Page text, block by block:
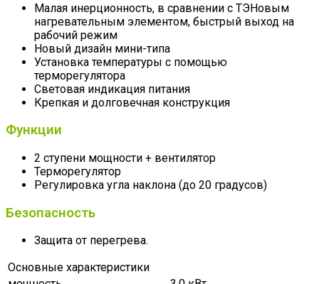
Малая инерционность, в сравнении с ТЭНовым
нагревательным элементом, быстрый выход на
рабочий режим
Новый дизайн мини-типа
Установка температуры с помощью
терморегулятора
Световая индикация питания
Крепкая и долговечная конструкция
Функции
2 ступени мощности + вентилятор
Терморегулятор
Регулировка угла наклона (до 20 градусов)
Безопасность
Защита от перегрева.
Основные характеристики